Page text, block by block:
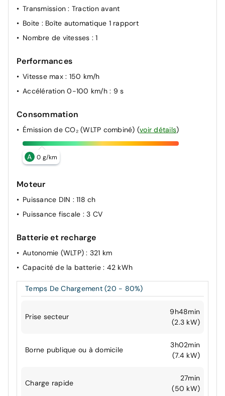
Transmission: Traction avant
Boite : Boîte automatique 1 rapport
Nombre de vitesses : 1
Performances
Vitesse max : 150 km/h
Accélération 0-100 km/h : 9 s
Consommation
Émission de CO₂ (WLTP combiné) (voir détails)
A 0 g/km
Moteur
Puissance DIN : 118 ch
Puissance fiscale : 3 CV
Batterie et recharge
Autonomie (WLTP): 321 km
Capacité de la batterie : 42 kWh
Temps De Chargement (20 - 80%)
Prise secteur
9h48min
(2.3 kW)
Borne publique ou à domicile
3h02min
(7.4 kW)
Charge rapide
27min
(50 kW)